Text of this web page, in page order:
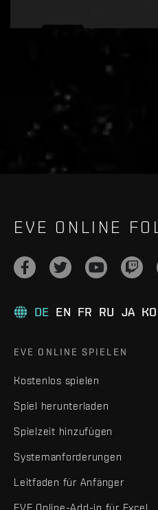
live.evetech.net/api/v1
EVE ONLINE
DE EN FR RU JA KO
EVE ONLINE SPIELEN
Kostenlos spielen
Spiel herunterladen
Spielzeit hinzufügen
Systemanforderungen
Leitfaden für Anfänger
EVE Online-Add-in für Excel